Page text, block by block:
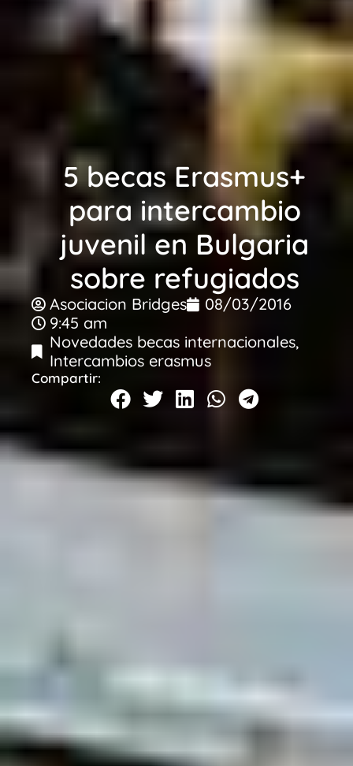
5 becas Erasmus+
para intercambio
juvenil en Bulgaria
sobre refugiados
Asociacion Bridges
08/03/2016
9:45 am
Novedades becas internacionales,
Intercambios erasmus
Compartir: